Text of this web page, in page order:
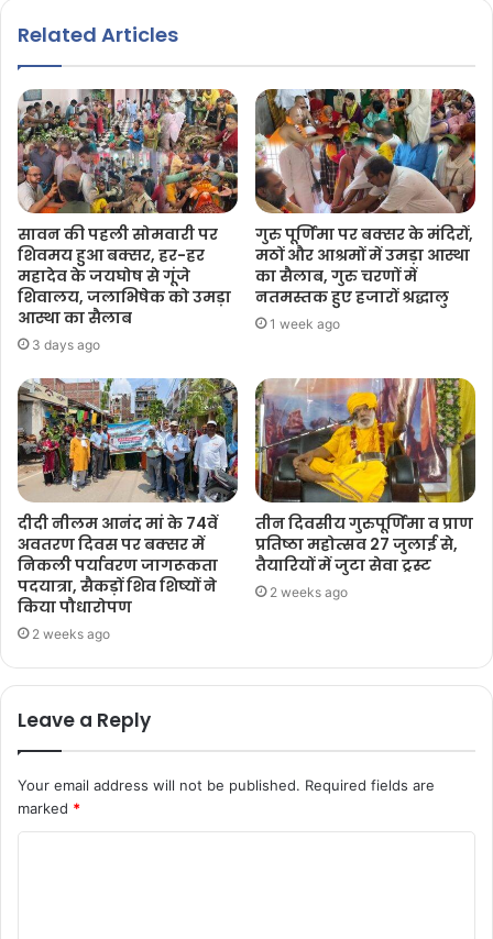
Related Articles
सावन की पहली सोमवारी पर
शिवमय हुआ बक्सर, हर-हर
महादेव के जयघोष से गूंजे
शिवालय, जलाभिषेक को उमड़ा
आस्था का सैलाब
3 days ago
गुरु पूर्णिमा पर बक्सर के मंदिरों,
मठों और आश्रमों में उमड़ा आस्था
का सैलाब, गुरु चरणों में
नतमस्तक हुए हजारों श्रद्धालु
1 week ago
दीदी नीलम आनंद मां के 74वें
अवतरण दिवस पर बक्सर में
निकली पर्यावरण जागरूकता
पदयात्रा, सैकड़ों शिव शिष्यों ने
किया पौधारोपण
2 weeks ago
तीन दिवसीय गुरुपूर्णिमा व प्राण
प्रतिष्ठा महोत्सव 27 जुलाई से,
तैयारियों में जुटा सेवा ट्रस्ट
2 weeks ago
Leave a Reply
Your email address will not be published. Required fields are
marked *